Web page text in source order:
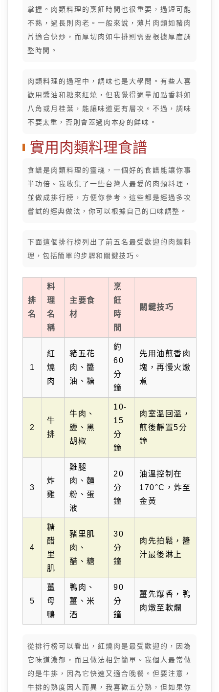
掌握。肉類料理的烹飪時間也很重要，過短可能
不熟，過長則肉老。一般來說，薄片肉類如豬肉
片適合快炒，而厚切肉如牛排則需要根據厚度調
整時間。
肉類料理的過程中，調味也是大學問。有些人喜
歡用醬油和糖來紅燒，但我覺得適量加點香料如
八角或月桂葉，能讓味道更有層次。不過，調味
不要太重，否則會蓋過肉本身的鮮味。
實用肉類料理食譜
食譜是肉類料理的靈魂，一個好的食譜能讓你事
半功倍。我收集了一些台灣人最愛的肉類料理，
並做成排行榜，方便你參考。這些都是經過多次
嘗試的經典做法，你可以根據自己的口味調整。
下面這個排行榜列出了前五名最受歡迎的肉類料
理，包括簡單的步驟和關鍵技巧。
排
名
料
理
名
稱
主要食
材
烹
飪
時
間
關鍵技巧
1
紅
燒
肉
豬五花
肉、醬
油、糖
約
60
分
鐘
先用油煎香肉
塊，再慢火燉
煮
2
牛
排
牛肉、
鹽、黑
胡椒
10-
15
分
鐘
肉室溫回溫，
煎後靜置5分
鐘
3
炸
雞
雞腿
肉、麵
粉、蛋
液
20
分
鐘
油溫控制在
170°C，炸至
金黃
4
糖
醋
里
肌
豬里肌
肉、
醋、糖
30
分
鐘
肉先拍鬆，醬
汁最後淋上
5
薑
母
鴨
鴨肉、
薑、米
酒
90
分
鐘
薑先爆香，鴨
肉燉至軟爛
從排行榜可以看出，紅燒肉是最受歡迎的，因為
它味道濃郁，而且做法相對簡單。我個人最常做
的是牛排，因為它快速又適合晚餐。但要注意，
牛排的熟度因人而異，我喜歡五分熟，但如果你